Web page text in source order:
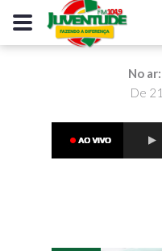
No ar:
De